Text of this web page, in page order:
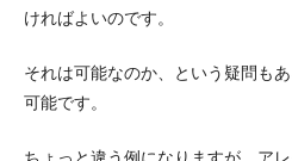
ければよいのです。
それは可能なのか、という疑問も
可能です。